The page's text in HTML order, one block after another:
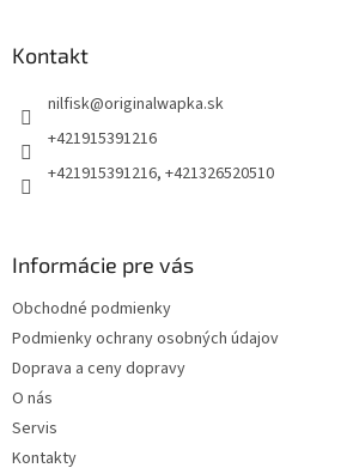
Kontakt
nilfisk@originalwapka.sk
+421915391216
+421915391216, +421326520510
Informácie pre vás
Obchodné podmienky
Podmienky ochrany osobných údajov
Doprava a ceny dopravy
O nás
Servis
Kontakty